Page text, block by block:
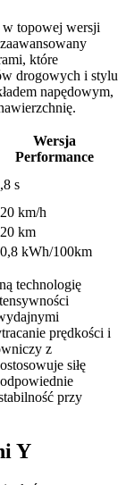
w topowej wersji
które
drogowych i stylu
napędowym,
Wersja
Performance
s
km/h
km
kWh/100km
technologię
prędkości i
z
siłę
przy
Y